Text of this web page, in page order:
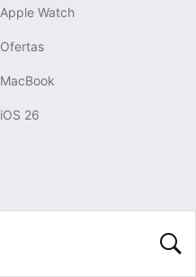
Apple Watch
Ofertas
MacBook
iOS 26